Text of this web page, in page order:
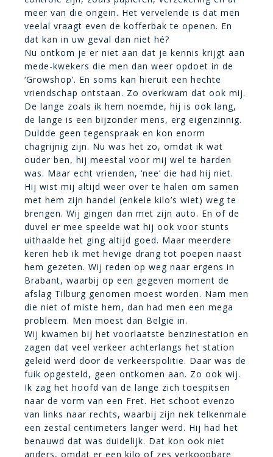
meer van die ongein. Het vervelende is dat men
veelal vraagt even de kofferbak te openen. En
dat kan in uw geval dan niet hé?
Nu ontkom je er niet aan dat je kennis krijgt aan
mede-kwekers die men dan weer opdoet in de
‘Growshop’. En soms kan hieruit een hechte
vriendschap ontstaan. Zo overkwam dat ook mij.
De lange zoals ik hem noemde, hij is ook lang,
de lange is een bijzonder mens, erg eigenzinnig.
Duldde geen tegenspraak en kon enorm
chagrijnig zijn. Nu was het zo, omdat ik wat
ouder ben, hij meestal voor mij wel te harden
was. Maar echt vrienden, ‘nee’ die had hij niet.
Hij wist mij altijd weer over te halen om samen
met hem zijn handel (enkele kilo’s wiet) weg te
brengen. Wij gingen dan met zijn auto. En of de
duvel er mee speelde wat hij ook voor stunts
uithaalde het ging altijd goed. Maar meerdere
keren heb ik met hevige drang tot poepen naast
hem gezeten. Wij reden op weg naar ergens in
Brabant, waarbij op een gegeven moment de
afslag Tilburg genomen moest worden. Nam men
die niet of miste hem, dan had men een mega
probleem. Men moest dan België in.
Wij kwamen bij het voorlaatste benzinestation en
zagen dat veel verkeer achterlangs het station
geleid werd door de verkeerspolitie. Daar was de
fuik opgesteld, geen ontkomen aan. Zo ook wij.
Ik zag het hoofd van de lange zich toespitsen
naar de vorm van een Fret. Het schoot evenzo
van links naar rechts, waarbij zijn nek telkenmale
een zestal centimeters langer werd. Hij had het
benauwd dat was duidelijk. Dat kon ook niet
anders, omdat er een kilo of zes verkoopbare